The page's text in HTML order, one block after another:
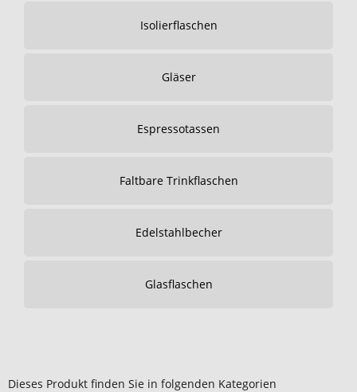
Isolierflaschen
Gläser
Espressotassen
Faltbare Trinkflaschen
Edelstahlbecher
Glasflaschen
Dieses Produkt finden Sie in folgenden Kategorien